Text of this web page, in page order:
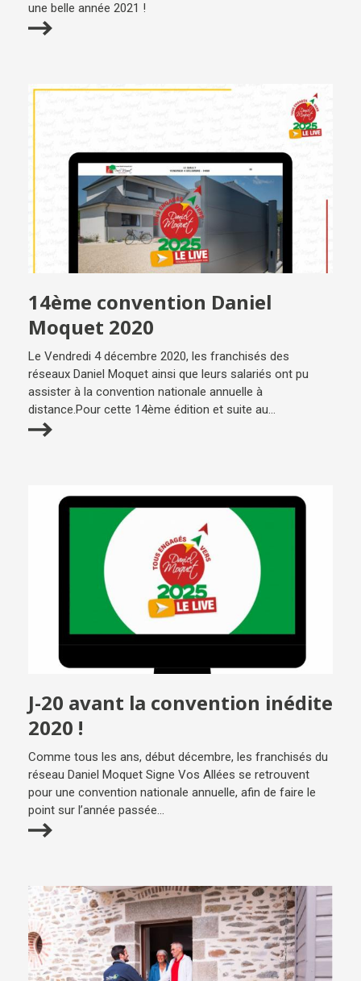
une belle année 2021 !
14ème convention Daniel
Moquet 2020
Le Vendredi 4 décembre 2020, les franchisés des
réseaux Daniel Moquet ainsi que leurs salariés ont pu
assister à la convention nationale annuelle à
distance.Pour cette 14ème édition et suite au...
J-20 avant la convention inédite
2020 !
Comme tous les ans, début décembre, les franchisés du
réseau Daniel Moquet Signe Vos Allées se retrouvent
pour une convention nationale annuelle, afin de faire le
point sur l’année passée...